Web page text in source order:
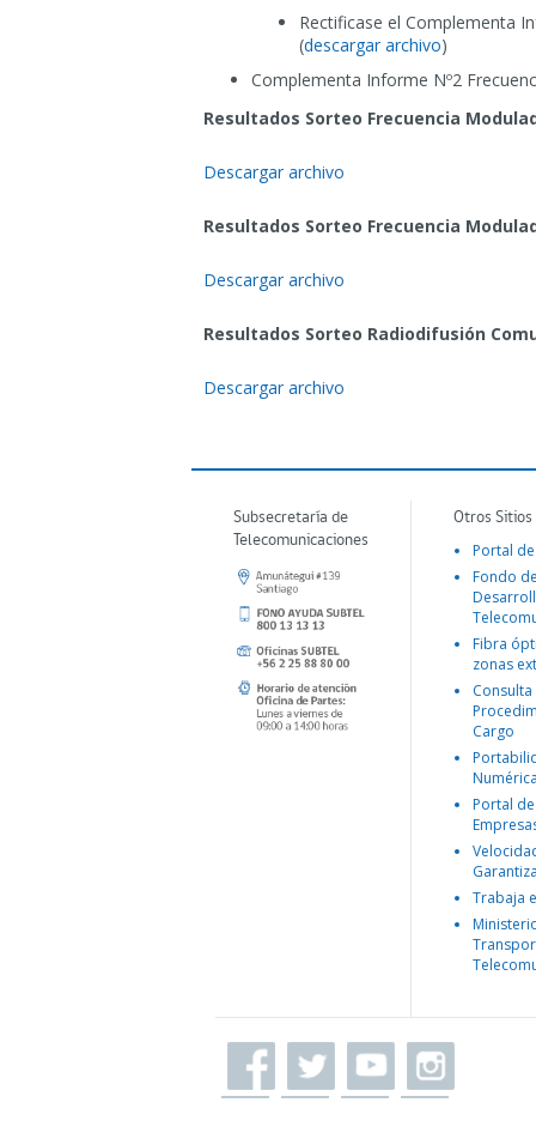
Rectificase el Complementa
(descargar archivo)
Complementa Informe Nº2
Resultados Sorteo Frecuencia
Descargar archivo
Resultados Sorteo Frecuencia
Descargar archivo
Resultados Sorteo Radiodifusión
Descargar archivo
Subsecretaría de
Telecomunicaciones
Otros
Portal
Fondo
Fibra
zonas
Consulta
Cargo
Portal
Trabaja